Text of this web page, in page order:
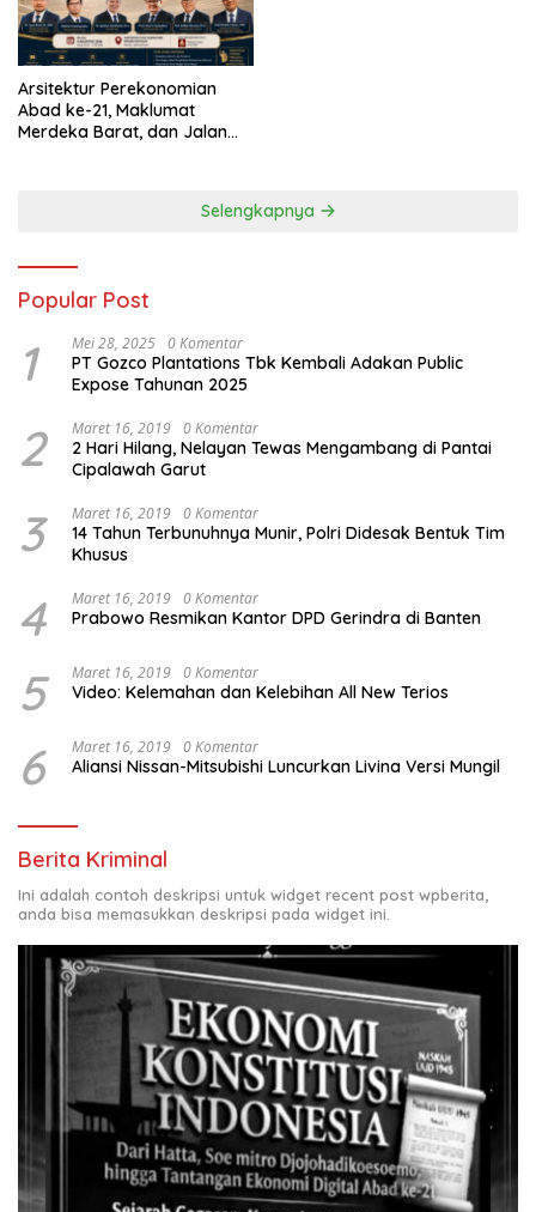
Arsitektur Perekonomian
Abad ke-21, Maklumat
Merdeka Barat, dan Jalan
Selengkapnya
Popular Post
1 Mei 28, 2025 0 Komentar
PT Gozco Plantations Tbk Kembali Adakan Public
Expose Tahunan 2025
2 Maret 16, 2019 0 Komentar
2 Hari Hilang, Nelayan Tewas Mengambang di Pantai
Cipalawah Garut
3 Maret 16, 2019 0 Komentar
14 Tahun Terbunuhnya Munir, Polri Didesak Bentuk Tim
Khusus
4 Maret 16, 2019 0 Komentar
Prabowo Resmikan Kantor DPD Gerindra di Banten
5 Maret 16, 2019 0 Komentar
Video: Kelemahan dan Kelebihan All New Terios
6 Maret 16, 2019 0 Komentar
Aliansi Nissan-Mitsubishi Luncurkan Livina Versi Mungil
Berita Kriminal
Ini adalah contoh deskripsi untuk widget recent post wpberita,
anda bisa memasukkan deskripsi pada widget ini.